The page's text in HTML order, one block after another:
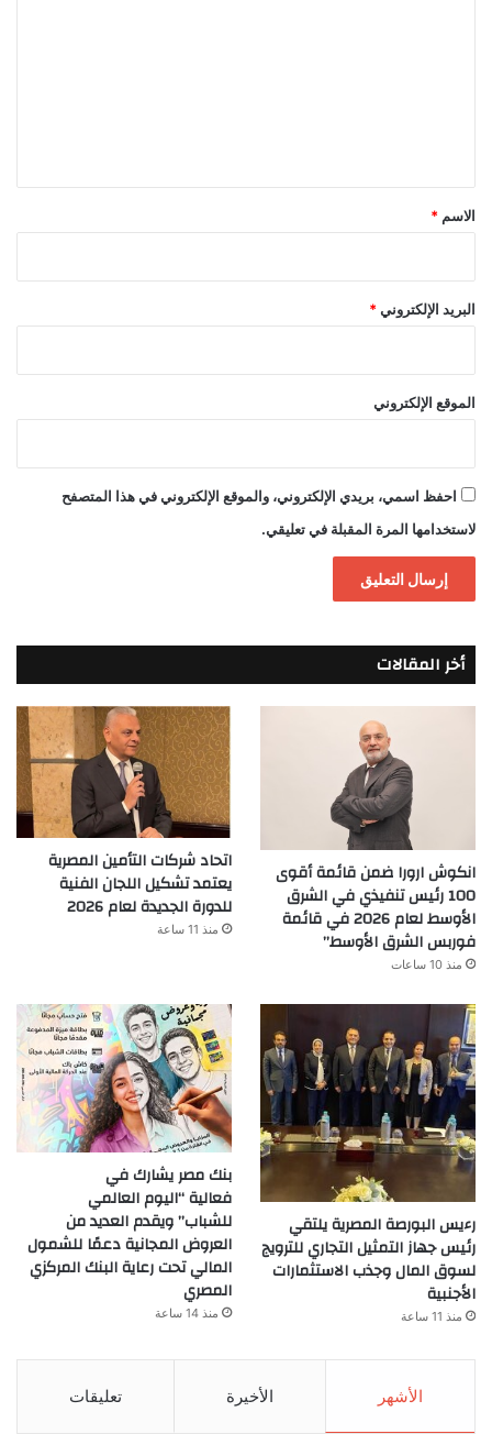
*
الاسم *
البريد الإلكتروني *
الموقع الإلكتروني
احفظ اسمي، بريدي الإلكتروني، والموقع الإلكتروني في هذا المتصفح
لاستخدامها المرة المقبلة في تعليقي.
أخر المقالات
انكوش ارورا ضمن قائمة أقوى
100 رئيس تنفيذي في الشرق
الأوسط لعام 2026 في قائمة
فوربس الشرق الأوسط”
منذ 10 ساعات
اتحاد شركات التأمين المصرية
يعتمد تشكيل اللجان الفنية
للدورة الجديدة لعام 2026
منذ 11 ساعة
رءيس البورصة المصرية يلتقي
رئيس جهاز التمثيل التجاري للترويج
لسوق المال وجذب الاستثمارات
الأجنبية
منذ 11 ساعة
بنك مصر يشارك في
فعالية “اليوم العالمي
للشباب” ويقدم العديد من
العروض المجانية دعمًا للشمول
المالي تحت رعاية البنك المركزي
المصري
منذ 14 ساعة
الأشهر الأخيرة تعليقات